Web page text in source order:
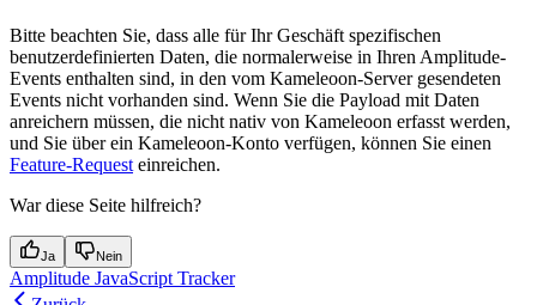
Bitte beachten Sie, dass alle für Ihr Geschäft spezifischen
benutzerdefinierten Daten, die normalerweise in Ihren Amplitude-
Events enthalten sind, in den vom Kameleoon-Server gesendeten
Events nicht vorhanden sind. Wenn Sie die Payload mit Daten
anreichern müssen, die nicht nativ von Kameleoon erfasst werden,
und Sie über ein Kameleoon-Konto verfügen, können Sie einen
Feature-Request einreichen.
War diese Seite hilfreich?
Ja Nein
Amplitude JavaScript Tracker